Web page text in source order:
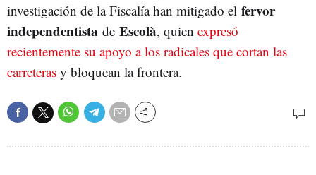
investigación de la Fiscalía han mitigado el fervor
independentista de Escolà, quien expresó
recientemente su apoyo a los radicales que cortan las
carreteras y bloquean la frontera.